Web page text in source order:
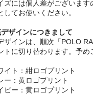
ズには個人差がございます
してお使いください。
ザインにつきまして
ザインは、順次「POLO
トに切り替わります。予め
イト：紺ロゴプリント
ー：黄ロゴプリント
ビー：黄ロゴプリント